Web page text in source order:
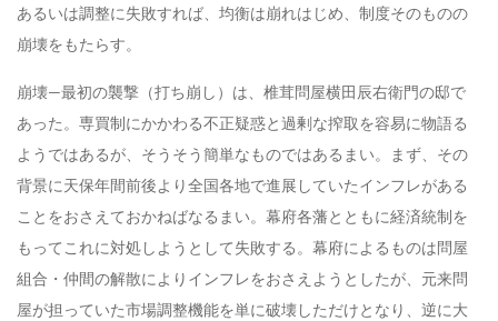
あるいは調整に失敗すれば、均衡は崩れはじめ、制度そのものの
崩壊をもたらす。
崩壊—最初の襲撃（打ち崩し）は、椎茸問屋横田辰右衛門の邸で
あった。専買制にかかわる不正疑惑と過剰な搾取を容易に物語る
ようではあるが、そうそう簡単なものではあるまい。まず、その
背景に天保年間前後より全国各地で進展していたインフレがある
ことをおさえておかねばなるまい。幕府各藩とともに経済統制を
もってこれに対処しようとして失敗する。幕府によるものは問屋
組合・仲間の解散によりインフレをおさえようとしたが、元来問
屋が担っていた市場調整機能を単に破壊しただけとなり、逆に大